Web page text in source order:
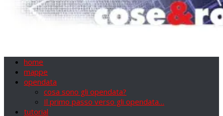
home
mappe
opendata
cosa sono gli opendata?
Il primo passo verso gli opendata…
tutorial